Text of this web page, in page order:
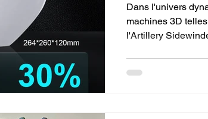
Dans l'univers
machines 3D
l'Artillery